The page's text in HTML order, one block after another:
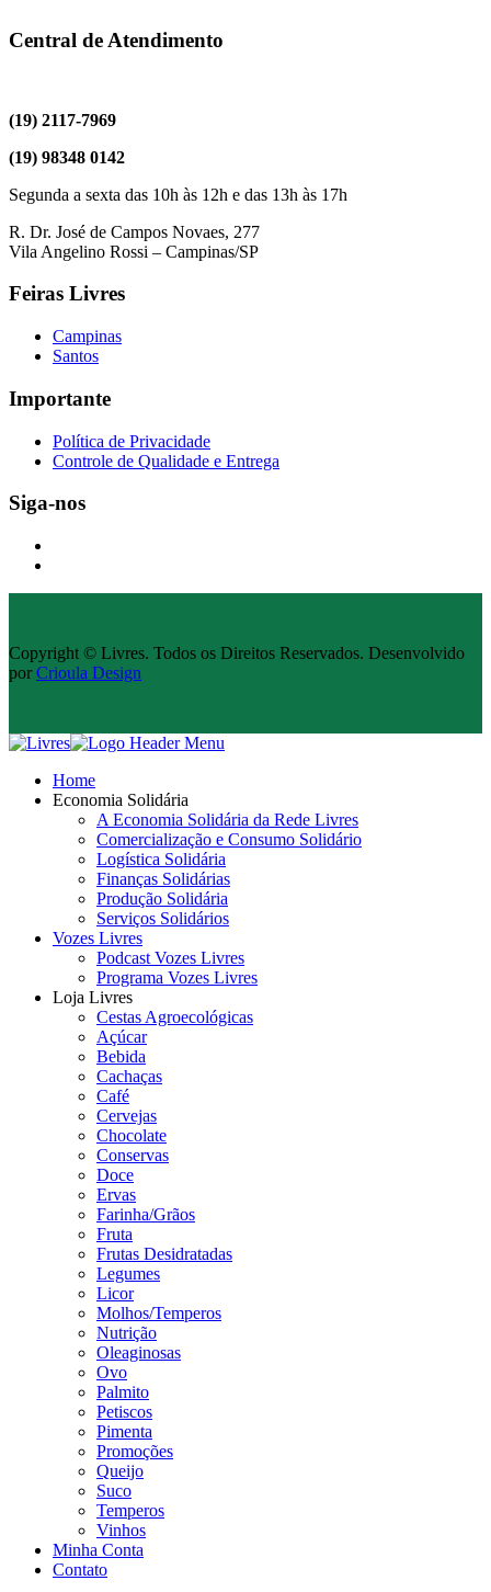
Central de Atendimento
(19) 2117-7969
(19) 98348 0142
Segunda a sexta das 10h às 12h e das 13h às 17h
R. Dr. José de Campos Novaes, 277
Vila Angelino Rossi – Campinas/SP
Feiras Livres
Campinas
Santos
Importante
Política de Privacidade
Controle de Qualidade e Entrega
Siga-nos
Copyright © Livres. Todos os Direitos Reservados. Desenvolvido
por Crioula Design
Home
Economia Solidária
A Economia Solidária da Rede Livres
Comercialização e Consumo Solidário
Logística Solidária
Finanças Solidárias
Produção Solidária
Serviços Solidários
Vozes Livres
Podcast Vozes Livres
Programa Vozes Livres
Loja Livres
Cestas Agroecológicas
Açúcar
Bebida
Cachaças
Café
Cervejas
Chocolate
Conservas
Doce
Ervas
Farinha/Grãos
Fruta
Frutas Desidratadas
Legumes
Licor
Molhos/Temperos
Nutrição
Oleaginosas
Ovo
Palmito
Petiscos
Pimenta
Promoções
Queijo
Suco
Temperos
Vinhos
Minha Conta
Contato